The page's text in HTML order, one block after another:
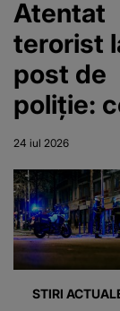
Atentat
terorist
post de
poliție:
puțin 16
oameni
pierdut
24 iul 2026
STIRI